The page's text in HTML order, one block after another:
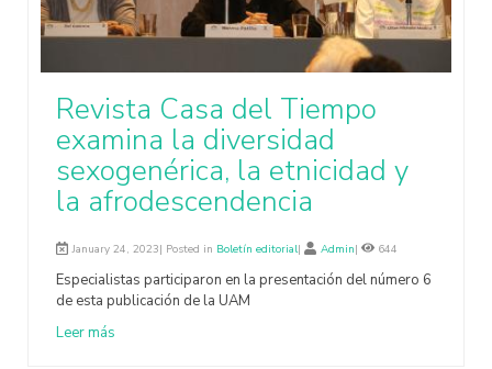
Revista Casa del Tiempo
examina la diversidad
sexogenérica, la etnicidad y
la afrodescendencia
January 24, 2023| Posted in Boletín editorial| Admin| 644
Especialistas participaron en la presentación del número 6
de esta publicación de la UAM
Leer más